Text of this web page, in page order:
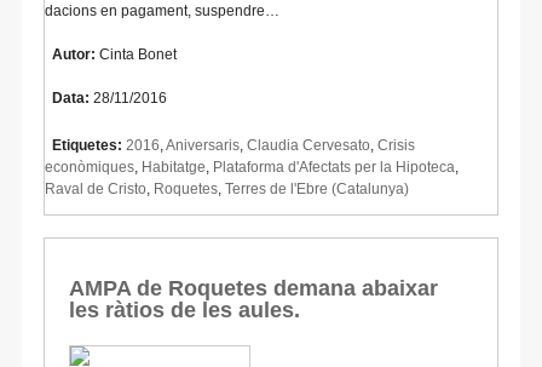
dacions en pagament, suspendre…
Autor: Cinta Bonet
Data: 28/11/2016
Etiquetes: 2016 Aniversaris Claudia Cervesato Crisis
econòmiques Habitatge Plataforma d'Afectats per la Hipoteca
Raval de Cristo Roquetes Terres de l'Ebre (Catalunya)
AMPA de Roquetes demana abaixar
les ràtios de les aules.